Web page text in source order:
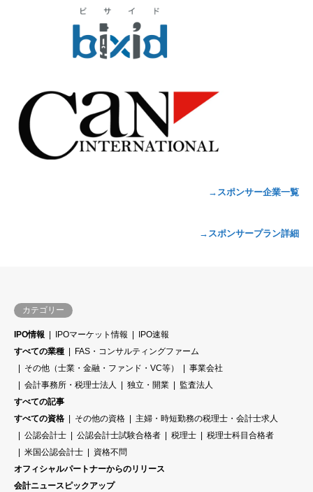
→スポンサー企業一覧
→スポンサープラン詳細
カテゴリー
IPO情報 IPOマーケット情報
IPO速報
すべての業種
FAS・コンサルティングファーム
その他（士業・金融・ファンド・VC等）
事業会社
会計事務所・税理士法人
独立・開業
監査法人
すべての記事
すべての資格
その他の資格
主婦・時短勤務の税理士・会計士求人
公認会計士
公認会計士試験合格者 税理士
税理士科目合格者
米国公認会計士
資格不問
オフィシャルパートナーからのリリース
会計ニュースピックアップ